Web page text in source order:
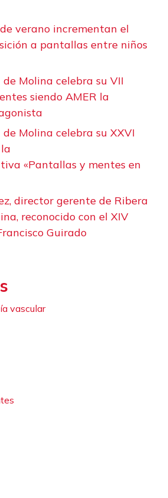
verano incrementan el
a pantallas entre niños
Molina celebra su VII
siendo AMER la
Molina celebra su XXVI
«Pantallas y mentes en
director gerente de Ribera
reconocido con el XIV
Guirado
vascular